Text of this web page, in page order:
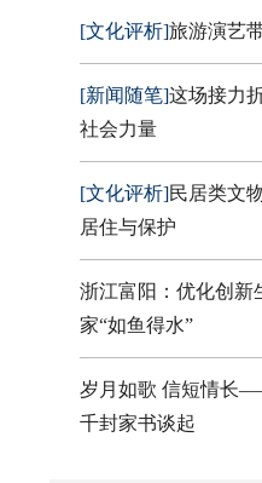
[文化评析]旅游演艺
[新闻随笔]这场接力
社会力量
[文化评析]民居类文
居住与保护
浙江富阳：优化创新
家“如鱼得水”
岁月如歌 信短情长
千封家书谈起